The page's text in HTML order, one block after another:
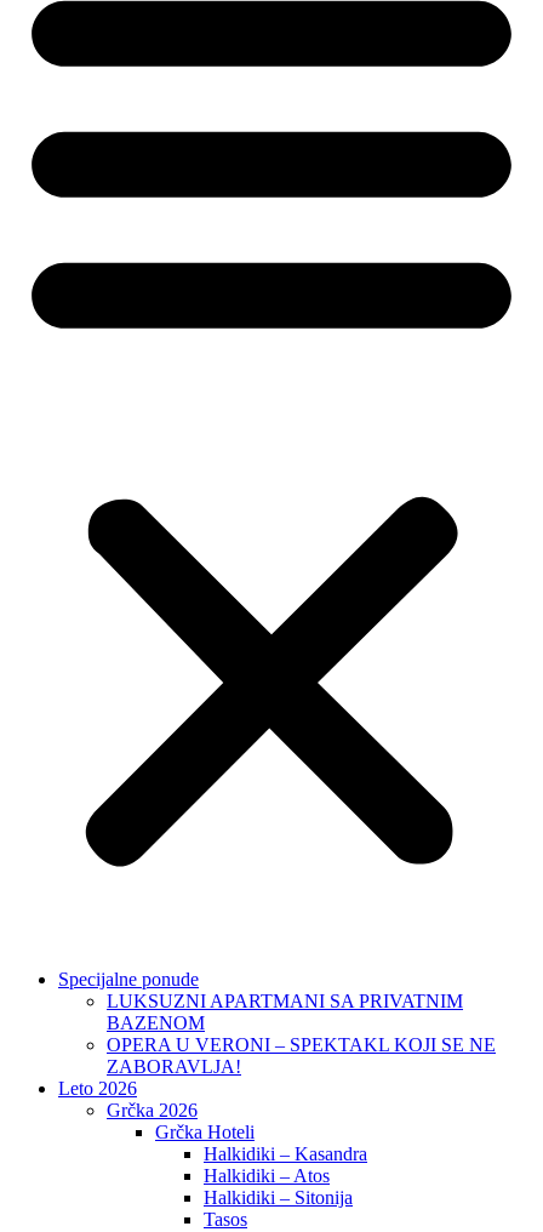
Specijalne ponude
LUKSUZNI APARTMANI SA PRIVATNIM
BAZENOM
OPERA U VERONI – SPEKTAKL KOJI SE NE
ZABORAVLJA!
Leto 2026
Grčka 2026
Grčka Hoteli
Halkidiki – Kasandra
Halkidiki – Atos
Halkidiki – Sitonija
Tasos